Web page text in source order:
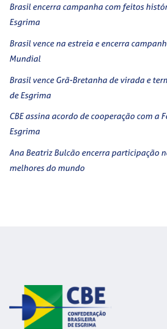
Brasil encerra campanha com feitos
Esgrima
Brasil vence na estreia e encerra
Mundial
Brasil vence Grã-Bretanha de virada e
de Esgrima
CBE assina acordo de cooperação com a
Esgrima
Ana Beatriz Bulcão encerra participação
melhores do mundo